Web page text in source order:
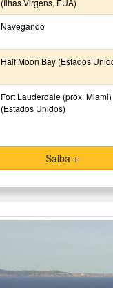
Navegando
Half Moon Bay (Estados
Fort Lauderdale (próx. Miami)
(Estados Unidos)
Saiba +